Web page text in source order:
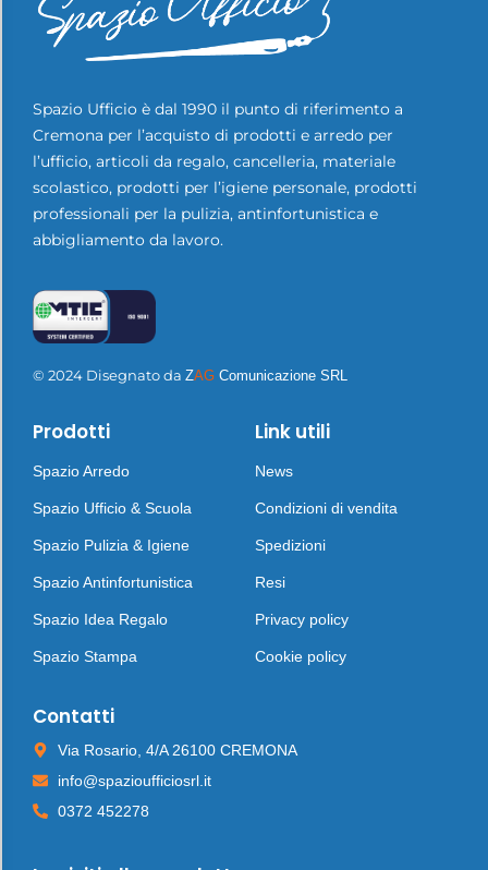
Spazio Ufficio è dal 1990 il punto di riferimento a
Cremona per l’acquisto di prodotti e arredo per
l’ufficio, articoli da regalo, cancelleria, materiale
scolastico, prodotti per l’igiene personale, prodotti
professionali per la pulizia, antinfortunistica e
abbigliamento da lavoro.
© 2024 Disegnato da ZAG Comunicazione SRL
Prodotti
Spazio Arredo
Spazio Ufficio & Scuola
Spazio Pulizia & Igiene
Spazio Antinfortunistica
Spazio Idea Regalo
Spazio Stampa
Link utili
News
Condizioni di vendita
Spedizioni
Resi
Privacy policy
Cookie policy
Contatti
Via Rosario, 4/A 26100 CREMONA
info@spazioufficiosrl.it
0372 452278